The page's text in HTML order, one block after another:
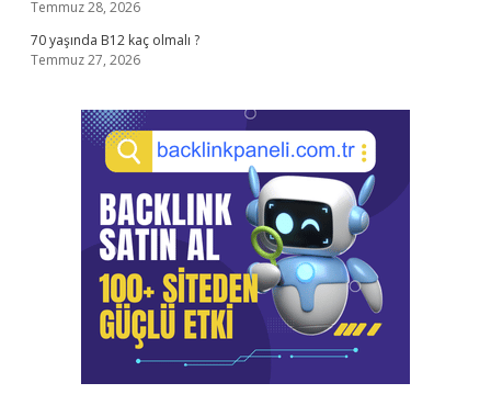
Temmuz 28, 2026
70 yaşında B12 kaç olmalı ?
Temmuz 27, 2026